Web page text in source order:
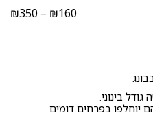
₪160
–
₪350
בינוני.
יוחלפו בפרחים דומים.